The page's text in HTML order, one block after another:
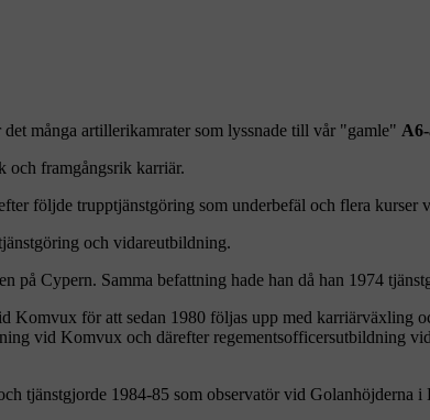
många artillerikamrater som lyssnade till vår "gamle"
och framgångsrik karriär.
följde trupptjänstgöring som underbefäl och flera kurser
och vidareutbildning.
på Cypern. Samma befattning hade han då han 1974
Komvux för att sedan 1980 följas upp med karriärväxling
vid Komvux och därefter regementsofficersutbildning
tjänstgjorde 1984-85 som observatör vid Golanhöjderna i